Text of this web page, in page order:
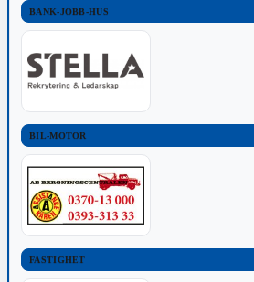
BANK-JOBB-HUS
BIL-MOTOR
FASTIGHET